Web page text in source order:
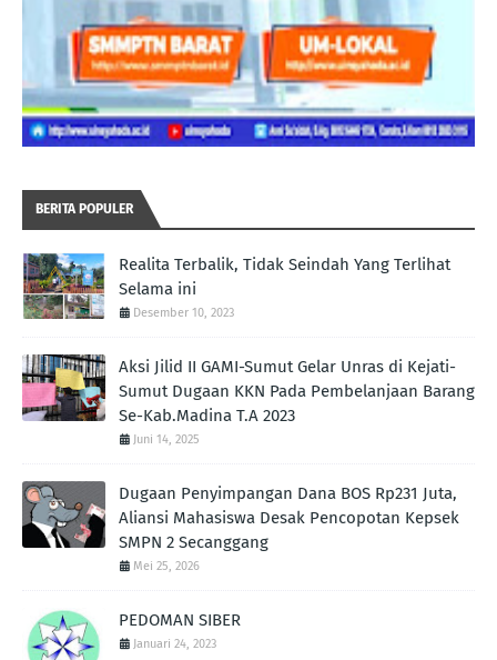
BERITA POPULER
Realita Terbalik, Tidak Seindah Yang Terlihat
Selama ini
Desember 10, 2023
Aksi Jilid II GAMI-Sumut Gelar Unras di Kejati-
Sumut Dugaan KKN Pada Pembelanjaan Barang
Se-Kab.Madina T.A 2023
Juni 14, 2025
Dugaan Penyimpangan Dana BOS Rp231 Juta,
Aliansi Mahasiswa Desak Pencopotan Kepsek
SMPN 2 Secanggang
Mei 25, 2026
PEDOMAN SIBER
Januari 24, 2023